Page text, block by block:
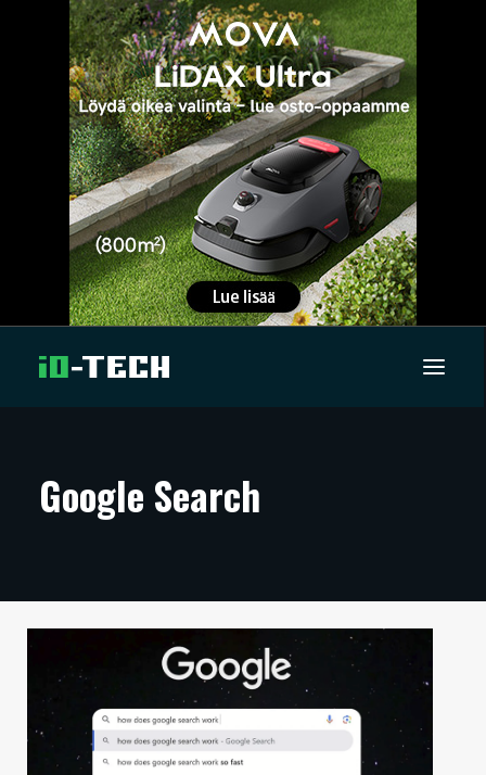
ARTIKKELIT
TECHBBS
KAUPPA
Google Search